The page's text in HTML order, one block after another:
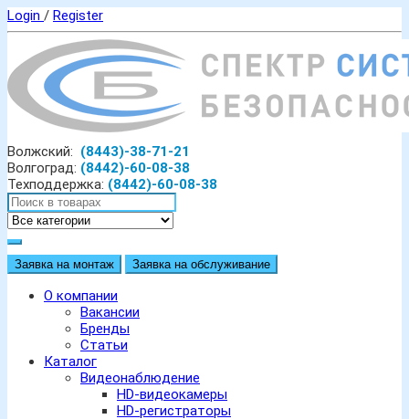
Login / Register
Волжский: (8443)-38-71-21
Волгоград: (8442)-60-08-38
Техподдержка: (8442)-60-08-38
Заявка на монтаж Заявка на обслуживание
О компании
Вакансии
Бренды
Статьи
Каталог
Видеонаблюдение
HD-видеокамеры
HD-регистраторы